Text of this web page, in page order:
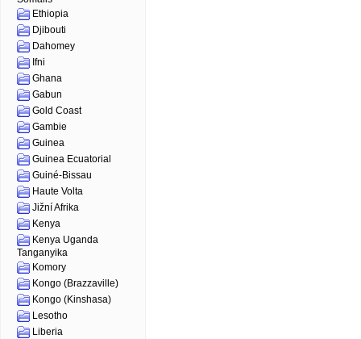
Ethiopia
Djibouti
Dahomey
Ifni
Ghana
Gabun
Gold Coast
Gambie
Guinea
Guinea Ecuatorial
Guiné-Bissau
Haute Volta
Jižní Afrika
Kenya
Kenya Uganda
Tanganyika
Komory
Kongo (Brazzaville)
Kongo (Kinshasa)
Lesotho
Liberia